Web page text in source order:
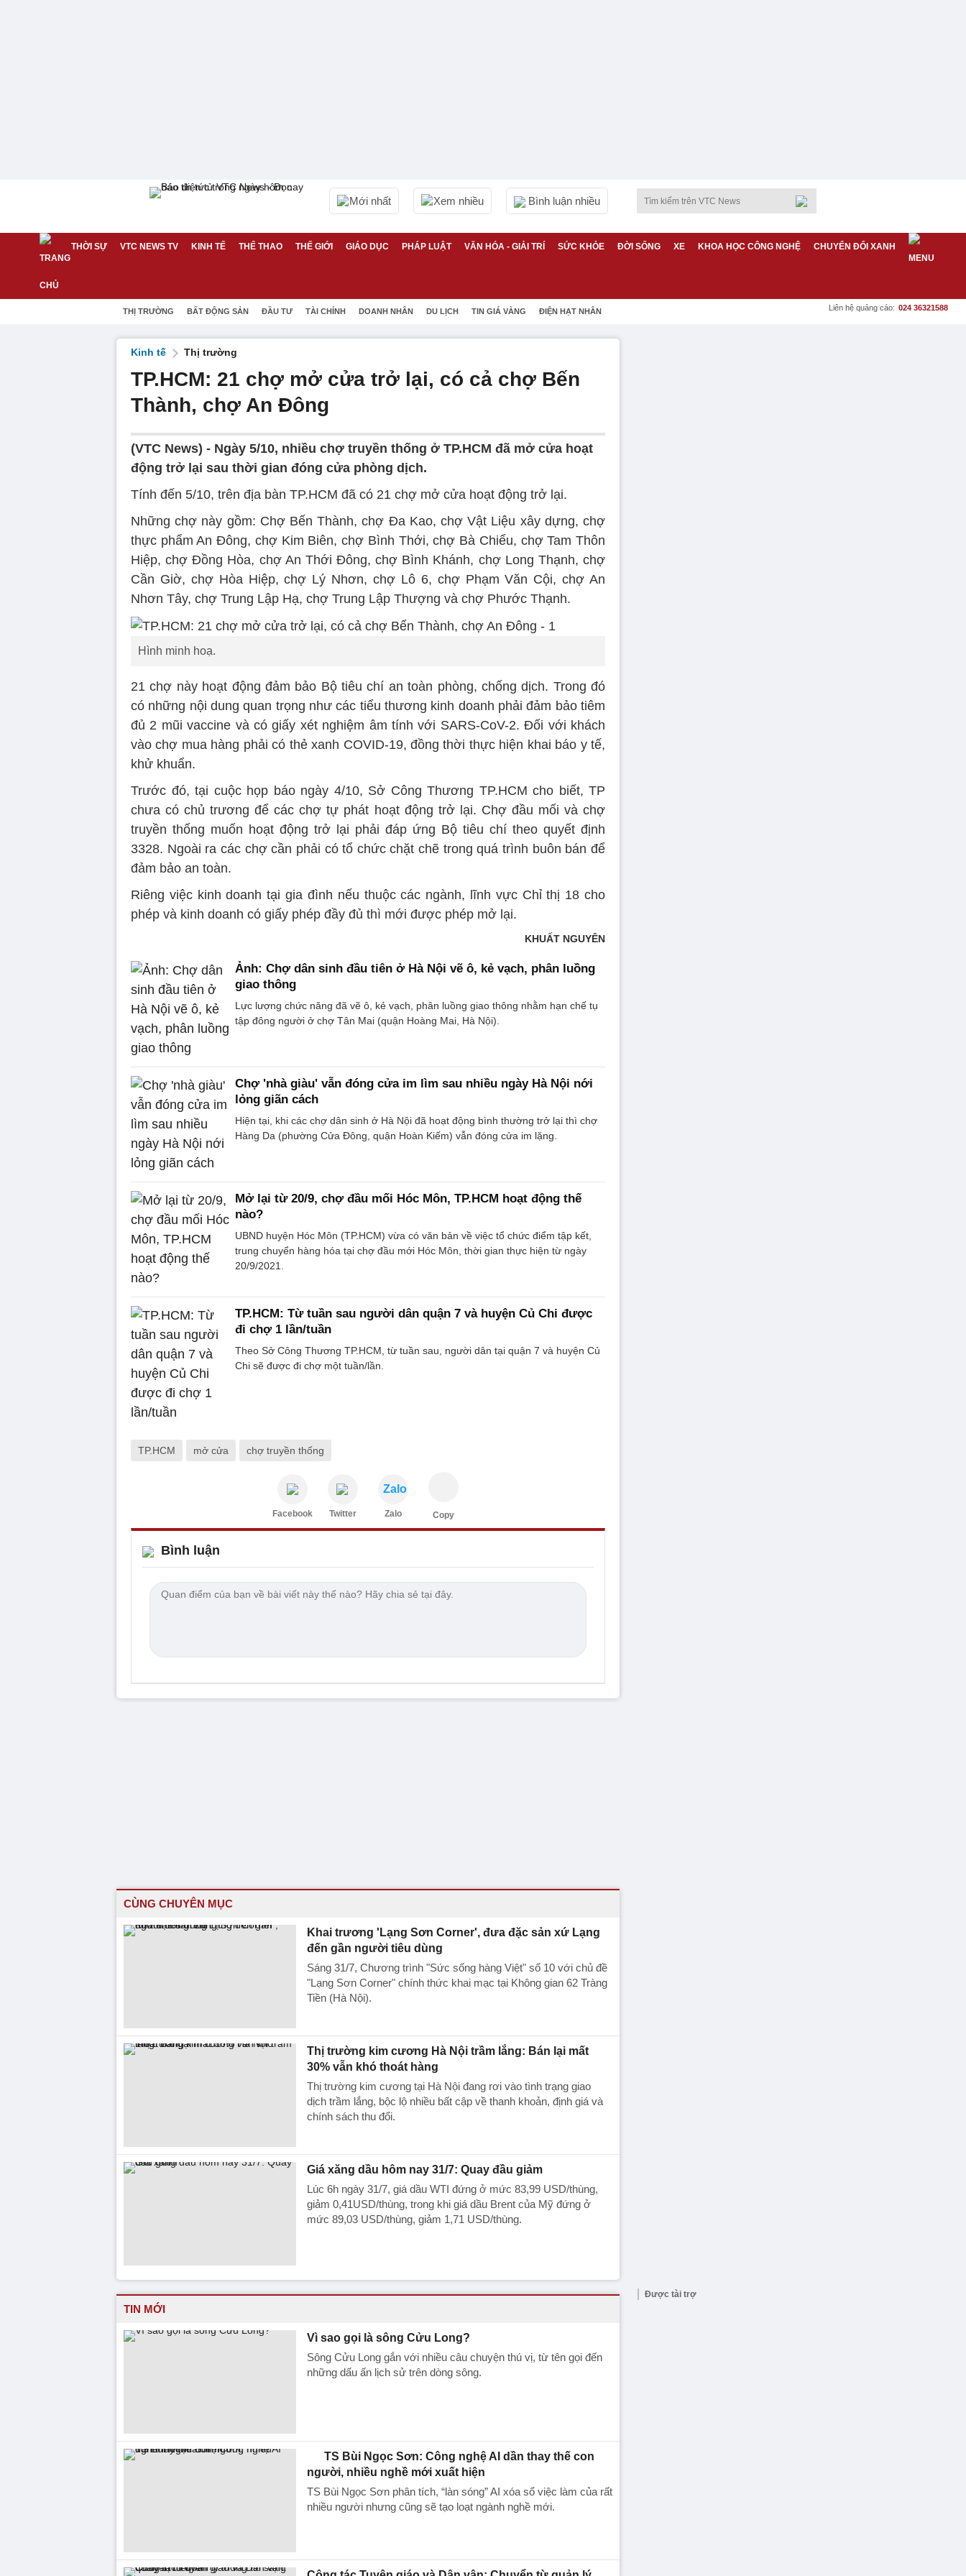
Mới nhất Xem nhiều Bình luận nhiều
THỜI SỰ VTC NEWS TV KINH TẾ THỂ THAO THẾ GIỚI GIÁO DỤC PHÁP LUẬT VĂN HÓA - GIẢI TRÍ SỨC KHỎE ĐỜI SỐNG XE KHOA HỌC CÔNG NGHỆ CHUYỂN ĐỔI XANH
THỊ TRƯỜNG BẤT ĐỘNG SẢN ĐẦU TƯ TÀI CHÍNH DOANH NHÂN DU LỊCH TIN GIÁ VÀNG ĐIỆN HẠT NHÂN Liên hệ quảng cáo: 024 36321588
Kinh tế Thị trường
TP.HCM: 21 chợ mở cửa trở lại, có cả chợ Bến
Thành, chợ An Đông
(VTC News) - Ngày 5/10, nhiều chợ truyền thống ở TP.HCM đã mở cửa hoạt
động trở lại sau thời gian đóng cửa phòng dịch.
Tính đến 5/10, trên địa bàn TP.HCM đã có 21 chợ mở cửa hoạt động trở lại.
Những chợ này gồm: Chợ Bến Thành, chợ Đa Kao, chợ Vật Liệu xây dựng, chợ
thực phẩm An Đông, chợ Kim Biên, chợ Bình Thới, chợ Bà Chiểu, chợ Tam Thôn
Hiệp, chợ Đồng Hòa, chợ An Thới Đông, chợ Bình Khánh, chợ Long Thạnh, chợ
Cần Giờ, chợ Hòa Hiệp, chợ Lý Nhơn, chợ Lô 6, chợ Phạm Văn Cội, chợ An
Nhơn Tây, chợ Trung Lập Hạ, chợ Trung Lập Thượng và chợ Phước Thạnh.
Hình minh hoạ.
21 chợ này hoạt động đảm bảo Bộ tiêu chí an toàn phòng, chống dịch. Trong đó
có những nội dung quan trọng như các tiểu thương kinh doanh phải đảm bảo tiêm
đủ 2 mũi vaccine và có giấy xét nghiệm âm tính với SARS-CoV-2. Đối với khách
vào chợ mua hàng phải có thẻ xanh COVID-19, đồng thời thực hiện khai báo y tế,
khử khuẩn.
Trước đó, tại cuộc họp báo ngày 4/10, Sở Công Thương TP.HCM cho biết, TP
chưa có chủ trương để các chợ tự phát hoạt động trở lại. Chợ đầu mối và chợ
truyền thống muốn hoạt động trở lại phải đáp ứng Bộ tiêu chí theo quyết định
3328. Ngoài ra các chợ cần phải có tổ chức chặt chẽ trong quá trình buôn bán để
đảm bảo an toàn.
Riêng việc kinh doanh tại gia đình nếu thuộc các ngành, lĩnh vực Chỉ thị 18 cho
phép và kinh doanh có giấy phép đầy đủ thì mới được phép mở lại.
KHUẤT NGUYÊN
Ảnh: Chợ dân sinh đầu tiên ở Hà Nội vẽ ô, kẻ vạch, phân luồng
giao thông
Lực lượng chức năng đã vẽ ô, kẻ vạch, phân luồng giao thông nhằm hạn chế tụ
tập đông người ở chợ Tân Mai (quận Hoàng Mai, Hà Nội).
Chợ 'nhà giàu' vẫn đóng cửa im lìm sau nhiều ngày Hà Nội nới
lỏng giãn cách
Hiện tại, khi các chợ dân sinh ở Hà Nội đã hoạt động bình thường trở lại thì chợ
Hàng Da (phường Cửa Đông, quận Hoàn Kiếm) vẫn đóng cửa im lặng.
Mở lại từ 20/9, chợ đầu mối Hóc Môn, TP.HCM hoạt động thế
nào?
UBND huyện Hóc Môn (TP.HCM) vừa có văn bản về việc tổ chức điểm tập kết,
trung chuyển hàng hóa tại chợ đầu mới Hóc Môn, thời gian thực hiện từ ngày
20/9/2021.
TP.HCM: Từ tuần sau người dân quận 7 và huyện Củ Chi được
đi chợ 1 lần/tuần
Theo Sở Công Thương TP.HCM, từ tuần sau, người dân tại quận 7 và huyện Củ
Chi sẽ được đi chợ một tuần/lần.
TP.HCM mở cửa chợ truyền thống
Facebook Twitter
Zalo
Zalo Copy
Bình luận
CÙNG CHUYÊN MỤC
Khai trương 'Lạng Sơn Corner', đưa đặc sản xứ Lạng
đến gần người tiêu dùng
Sáng 31/7, Chương trình "Sức sống hàng Việt" số 10 với chủ đề
"Lạng Sơn Corner" chính thức khai mạc tại Không gian 62 Tràng
Tiền (Hà Nội).
Thị trường kim cương Hà Nội trầm lắng: Bán lại mất
30% vẫn khó thoát hàng
Thị trường kim cương tại Hà Nội đang rơi vào tình trạng giao
dịch trầm lắng, bộc lộ nhiều bất cập về thanh khoản, định giá và
chính sách thu đổi.
Giá xăng dầu hôm nay 31/7: Quay đầu giảm
Lúc 6h ngày 31/7, giá dầu WTI đứng ở mức 83,99 USD/thùng,
giảm 0,41USD/thùng, trong khi giá dầu Brent của Mỹ đứng ở
mức 89,03 USD/thùng, giảm 1,71 USD/thùng.
TIN MỚI
Vì sao gọi là sông Cửu Long?
Sông Cửu Long gắn với nhiều câu chuyện thú vị, từ tên gọi đến
những dấu ấn lịch sử trên dòng sông.
TS Bùi Ngọc Sơn: Công nghệ AI dần thay thế con
người, nhiều nghề mới xuất hiện
TS Bùi Ngọc Sơn phân tích, “làn sóng” AI xóa sổ việc làm của rất
nhiều người nhưng cũng sẽ tạo loạt ngành nghề mới.
Được tài trợ